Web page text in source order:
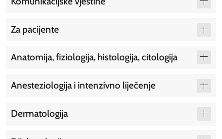
Za pacijente
Anatomija, fiziologija, histologija, citologija
Anesteziologija i intenzivno liječenje
Dermatologija